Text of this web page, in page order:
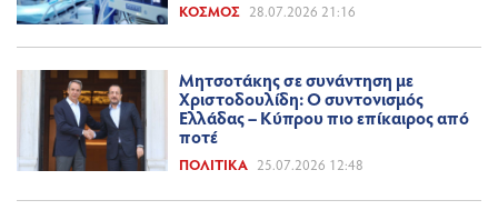
ΚΌΣΜΟΣ 28.07.2026 21:16
Μητσοτάκης σε συνάντηση με
Χριστοδουλίδη: Ο συντονισμός
Ελλάδας – Κύπρου πιο επίκαιρος από
ποτέ
ΠΟΛΙΤΙΚΆ 25.07.2026 12:48